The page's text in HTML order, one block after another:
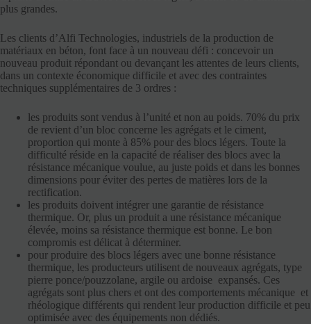
plus grandes.
Les clients d’Alfi Technologies, industriels de la production de
matériaux en béton, font face à un nouveau défi : concevoir un
nouveau produit répondant ou devançant les attentes de leurs clients,
dans un contexte économique difficile et avec des contraintes
techniques supplémentaires de 3 ordres :
les produits sont vendus à l’unité et non au poids. 70% du prix
de revient d’un bloc concerne les agrégats et le ciment,
proportion qui monte à 85% pour des blocs légers. Toute la
difficulté réside en la capacité de réaliser des blocs avec la
résistance mécanique voulue, au juste poids et dans les bonnes
dimensions pour éviter des pertes de matières lors de la
rectification.
les produits doivent intégrer une garantie de résistance
thermique. Or, plus un produit a une résistance mécanique
élevée, moins sa résistance thermique est bonne. Le bon
compromis est délicat à déterminer.
pour produire des blocs légers avec une bonne résistance
thermique, les producteurs utilisent de nouveaux agrégats, type
pierre ponce/pouzzolane, argile ou ardoise expansés. Ces
agrégats sont plus chers et ont des comportements mécanique et
rhéologique différents qui rendent leur production difficile et peu
optimisée avec des équipements non dédiés.